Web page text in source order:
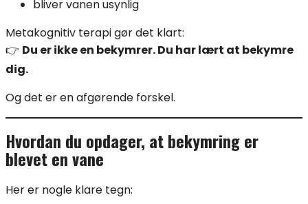
bliver vanen usynlig
Metakognitiv terapi gør det klart:
👉 Du er ikke en bekymrer. Du har lært at bekymre
dig.
Og det er en afgørende forskel.
Hvordan du opdager, at bekymring er
blevet en vane
Her er nogle klare tegn: